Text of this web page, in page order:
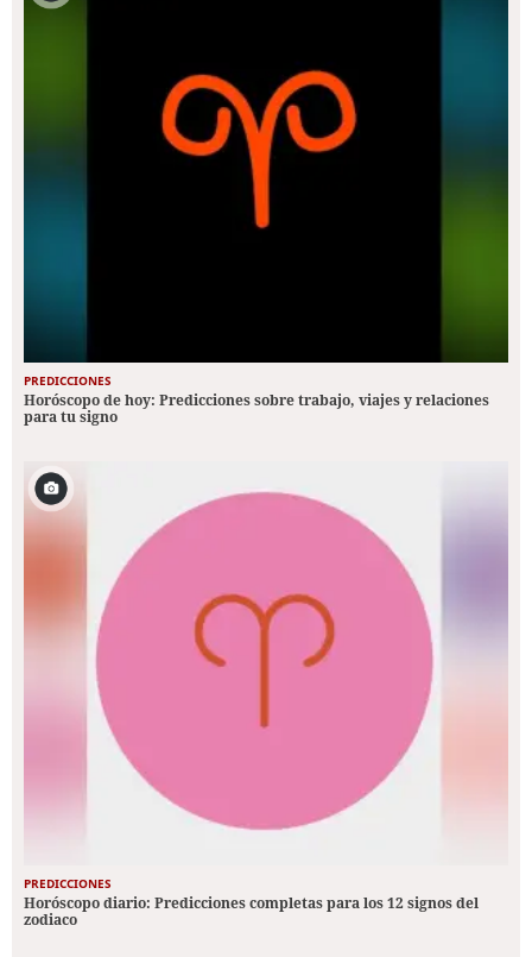
PREDICCIONES
Horóscopo de hoy: Predicciones sobre trabajo, viajes y relaciones
para tu signo
PREDICCIONES
Horóscopo diario: Predicciones completas para los 12 signos del
zodiaco